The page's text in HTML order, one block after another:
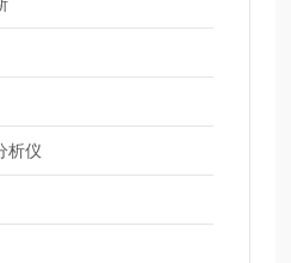
析仪